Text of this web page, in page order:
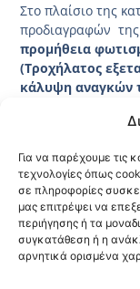
Για να παρέχουμε τις
τεχνολογίες όπως
σε πληροφορίες
μας επιτρέψει να
περιήγησης ή τα
συγκατάθεση ή η
αρνητικά ορισμένα
Στο πλαίσιο της
προδιαγραφών της
προμήθεια
(Τροχήλατος
κάλυψη αναγκών
ΥΠΕ (Μακεδονίας)
υπ΄αριθμ. 54588/
Απόφαση της 3ης
προκαταρκτικής
πλατφόρμα του
2025DIAB31243.